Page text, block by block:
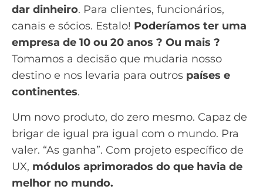
dar dinheiro. Para clientes, funcionários,
canais e sócios. Estalo! Poderíamos ter uma
empresa de 10 ou 20 anos ? Ou mais ?
Tomamos a decisão que mudaria nosso
destino e nos levaria para outros países e
continentes.
Um novo produto, do zero mesmo. Capaz de
brigar de igual pra igual com o mundo. Pra
valer. “As ganha”. Com projeto específico de
UX, módulos aprimorados do que havia de
melhor no mundo.